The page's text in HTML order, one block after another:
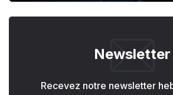
Newsletter
Recevez notre newsletter